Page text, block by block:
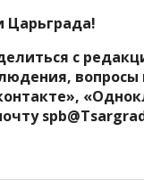
с